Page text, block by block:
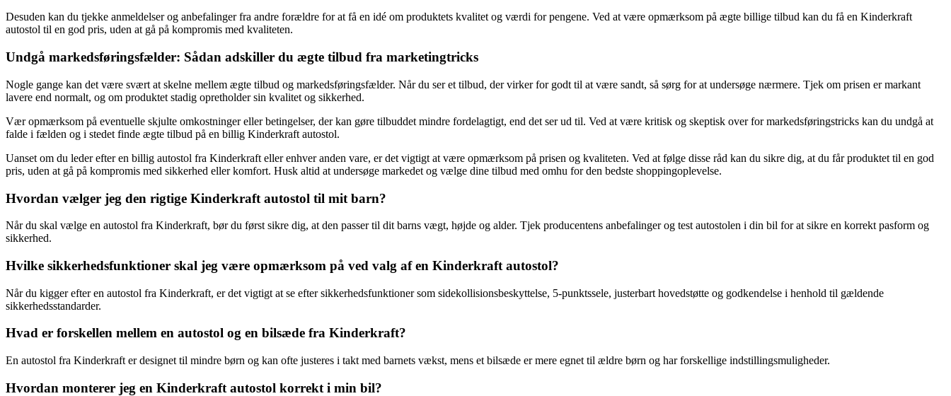
Desuden kan du tjekke anmeldelser og anbefalinger fra andre forældre for at få en idé om produktets kvalitet og værdi for pengene. Ved at være opmærksom på ægte billige tilbud kan du få en Kinderkraft
autostol til en god pris, uden at gå på kompromis med kvaliteten.
Undgå markedsføringsfælder: Sådan adskiller du ægte tilbud fra marketingtricks
Nogle gange kan det være svært at skelne mellem ægte tilbud og markedsføringsfælder. Når du ser et tilbud, der virker for godt til at være sandt, så sørg for at undersøge nærmere. Tjek om prisen er markant
lavere end normalt, og om produktet stadig opretholder sin kvalitet og sikkerhed.
Vær opmærksom på eventuelle skjulte omkostninger eller betingelser, der kan gøre tilbuddet mindre fordelagtigt, end det ser ud til. Ved at være kritisk og skeptisk over for markedsføringstricks kan du undgå at
falde i fælden og i stedet finde ægte tilbud på en billig Kinderkraft autostol.
Uanset om du leder efter en billig autostol fra Kinderkraft eller enhver anden vare, er det vigtigt at være opmærksom på prisen og kvaliteten. Ved at følge disse råd kan du sikre dig, at du får produktet til en god
pris, uden at gå på kompromis med sikkerhed eller komfort. Husk altid at undersøge markedet og vælge dine tilbud med omhu for den bedste shoppingoplevelse.
Hvordan vælger jeg den rigtige Kinderkraft autostol til mit barn?
Når du skal vælge en autostol fra Kinderkraft, bør du først sikre dig, at den passer til dit barns vægt, højde og alder. Tjek producentens anbefalinger og test autostolen i din bil for at sikre en korrekt pasform og
sikkerhed.
Hvilke sikkerhedsfunktioner skal jeg være opmærksom på ved valg af en Kinderkraft autostol?
Når du kigger efter en autostol fra Kinderkraft, er det vigtigt at se efter sikkerhedsfunktioner som sidekollisionsbeskyttelse, 5-punktssele, justerbart hovedstøtte og godkendelse i henhold til gældende
sikkerhedsstandarder.
Hvad er forskellen mellem en autostol og en bilsæde fra Kinderkraft?
En autostol fra Kinderkraft er designet til mindre børn og kan ofte justeres i takt med barnets vækst, mens et bilsæde er mere egnet til ældre børn og har forskellige indstillingsmuligheder.
Hvordan monterer jeg en Kinderkraft autostol korrekt i min bil?